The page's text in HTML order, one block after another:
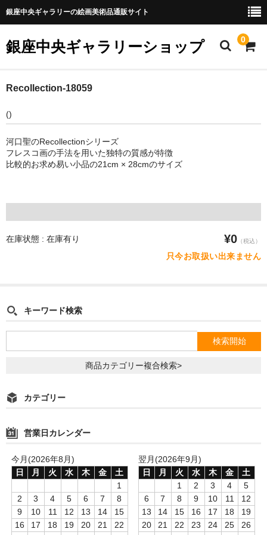
銀座中央ギャラリーの絵画美術品通販サイト
銀座中央ギャラリーショップ 0
ホーム
プライバシーポリシー
特定商取引法に基づく表記
Recollection-18059
()
河口聖のRecollectionシリーズ
フレスコ画の手法を用いた独特の質感が特徴
比較的お求め易い小品の21cm × 28cmのサイズ
在庫状態 : 在庫有り ¥0 （税込）
只今お取扱い出来ません
キーワード検索
商品カテゴリー複合検索>
カテゴリー
営業日カレンダー
今月(2026年8月)
日
月 火 水 木 金
土
1
2
3 4 5 6 7
8
9
10 11 12 13 14
15
16
17 18 19 20 21
22
翌月(2026年9月)
日
月 火 水 木 金
土
1
2 3 4
5
6
7 8 9 10 11
12
13
14 15 16 17 18
19
20
21 22 23 24 25
26